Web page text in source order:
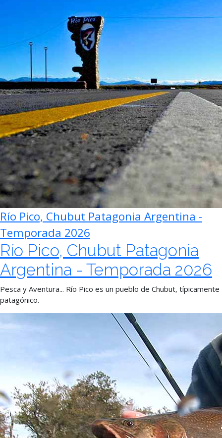
Río Pico, Chubut Patagonia Argentina -
Temporada 2026
Río Pico, Chubut Patagonia
Argentina - Temporada 2026
Pesca y Aventura... Río Pico es un pueblo de Chubut, típicamente
patagónico.